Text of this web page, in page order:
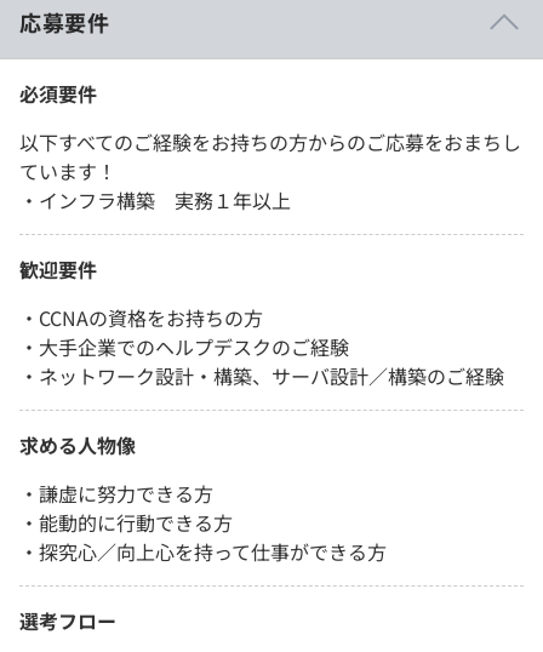
応募要件
必須要件
以下すべてのご経験をお持ちの方からのご応募をおまちし
ています！
・インフラ構築 実務１年以上
歓迎要件
・CCNAの資格をお持ちの方
・大手企業でのヘルプデスクのご経験
・ネットワーク設計・構築、サーバ設計／構築のご経験
求める人物像
・謙虚に努力できる方
・能動的に行動できる方
・探究心／向上心を持って仕事ができる方
選考フロー